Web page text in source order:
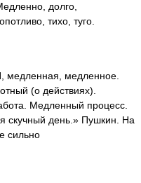
долго,
тихо, туго.
медленное.
(о действиях).
Медленный процесс.
скучный день.» Пушкин. На
сильно